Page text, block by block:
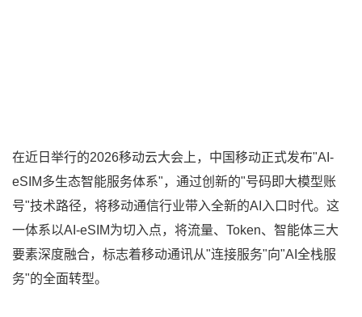
在近日举行的2026移动云大会上，中国移动正式发布"AI-
eSIM多生态智能服务体系"，通过创新的"号码即大模型账
号"技术路径，将移动通信行业带入全新的AI入口时代。这
一体系以AI-eSIM为切入点，将流量、Token、智能体三大
要素深度融合，标志着移动通讯从"连接服务"向"AI全栈服
务"的全面转型。